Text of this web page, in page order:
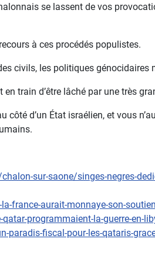
se lassent de vos
à ces procédés populistes.
civils, les politiques génocidaires
train d’être lâché par une très
d’un État israélien, et vous
sur-saone/singes-negres-
france-aurait-monnaye-son-
programmaient-la-guerre-en-
fiscal-pour-les-qataris-